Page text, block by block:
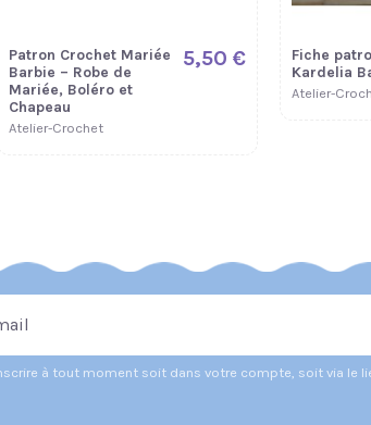
Patron Crochet Mariée
Barbie – Robe de
Mariée, Boléro et
Chapeau
Atelier-Crochet
5,50 €
Fiche
Kardelia
Atelier-
à tout moment soit dans votre compte, soit via le